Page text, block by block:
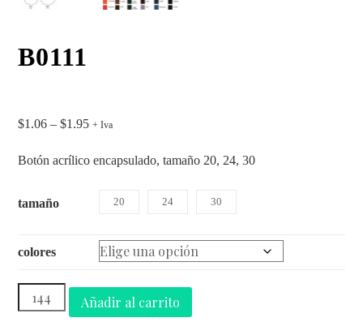
B0111
$1.06 – $1.95 + Iva
Botón acrílico encapsulado, tamaño 20, 24, 30
tamaño 20 24 30
colores
Añadir al carrito